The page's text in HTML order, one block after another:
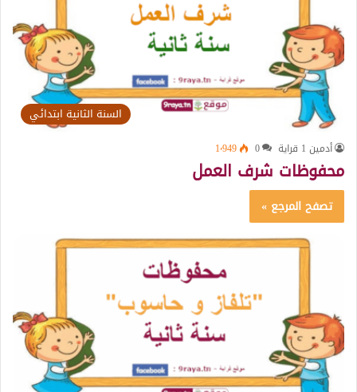
السنة الثانية ابتدائي
أدمين 1 قراية 0 1٬949
محفوظات شرف العمل
تصفح المرجع »